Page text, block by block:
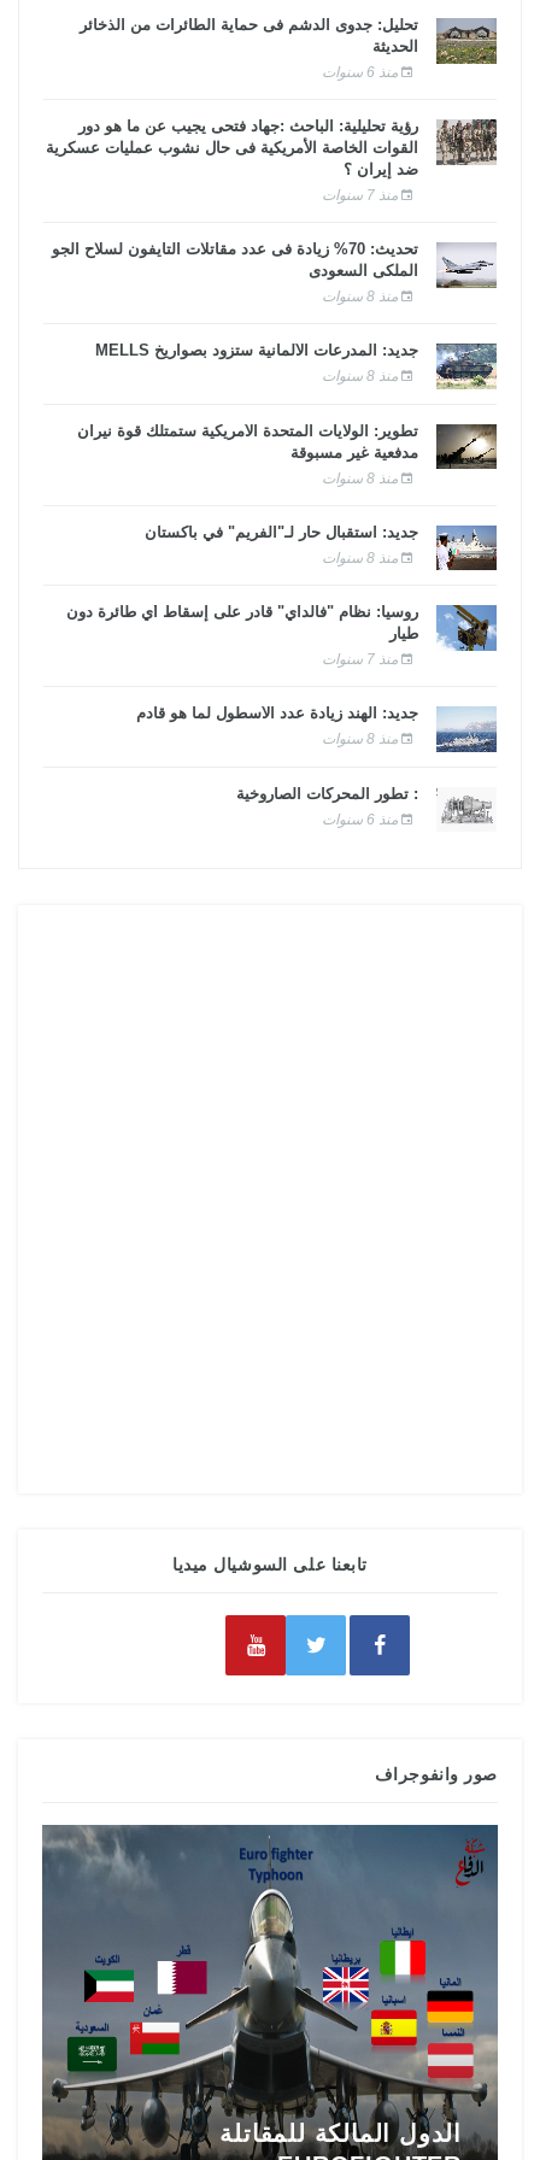
تحليل: جدوى الدشم فى حماية الطائرات من الذخائر
الحديثة
منذ 6 سنوات
رؤية تحليلية: الباحث :جهاد فتحى يجيب عن ما هو دور
القوات الخاصة الأمريكية فى حال نشوب عمليات عسكرية
ضد إيران ؟
منذ 7 سنوات
تحديث: 70% زيادة فى عدد مقاتلات التايفون لسلاح الجو
الملكى السعودى
منذ 8 سنوات
جديد: المدرعات الألمانية ستزود بصواريخ MELLS
منذ 8 سنوات
تطوير: الولايات المتحدة الأمريكية ستمتلك قوة نيران
مدفعية غير مسبوقة
منذ 8 سنوات
جديد: استقبال حار لـ"الفريم" في باكستان
منذ 8 سنوات
روسيا: نظام "فالداي" قادر على إسقاط أي طائرة دون
طيار
منذ 7 سنوات
جديد: الهند زيادة عدد الأسطول لما هو قادم
منذ 8 سنوات
: تطور المحركات الصاروخية
منذ 6 سنوات
تابعنا على السوشيال ميديا
صور وانفوجراف
تاريخ المقاتلة F-16 في الشرق